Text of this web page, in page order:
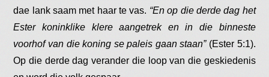
dae lank saam met haar te vas. “En op die derde dag het
Ester koninklike klere aangetrek en in die binneste
voorhof van die koning se paleis gaan staan”(Ester 5:1).
Op die derde dag verander die loop van die geskiedenis